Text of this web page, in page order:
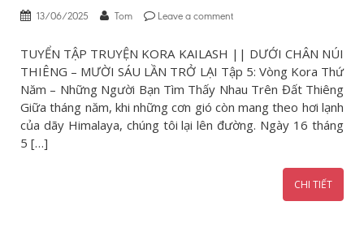
13/06/2025 Tom Leave a comment
TUYỂN TẬP TRUYỆN KORA KAILASH || DƯỚI CHÂN NÚI
THIÊNG – MƯỜI SÁU LẦN TRỞ LẠI Tập 5: Vòng Kora Thứ
Năm – Những Người Bạn Tìm Thấy Nhau Trên Đất Thiêng
Giữa tháng năm, khi những cơn gió còn mang theo hơi lạnh
của dãy Himalaya, chúng tôi lại lên đường. Ngày 16 tháng
5 […]
CHI TIẾT